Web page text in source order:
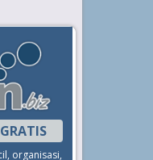
GRATIS
organisasi,